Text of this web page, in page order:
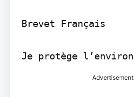
Brevet Français
Je protège